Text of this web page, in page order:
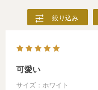
絞り込み
可愛い
サイズ：ホワイト